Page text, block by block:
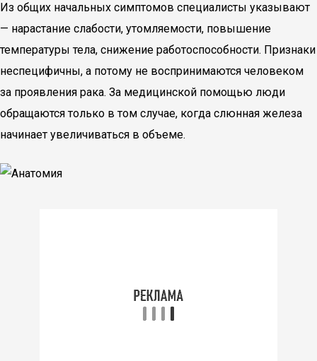
Из общих начальных симптомов специалисты указывают
— нарастание слабости, утомляемости, повышение
температуры тела, снижение работоспособности. Признаки
неспецифичны, а потому не воспринимаются человеком
за проявления рака. За медицинской помощью люди
обращаются только в том случае, когда слюнная железа
начинает увеличиваться в объеме.